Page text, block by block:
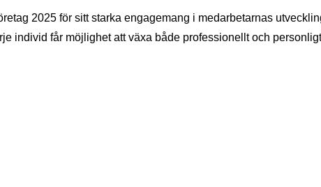
2025 för sitt starka engagemang i medarbetarnas
individ får möjlighet att växa både professionellt och